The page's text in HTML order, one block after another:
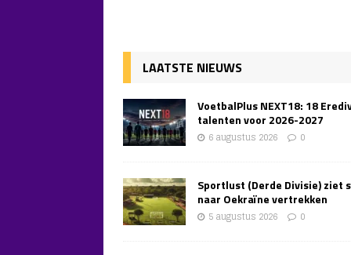
LAATSTE NIEUWS
VoetbalPlus NEXT18: 18
talenten voor 2026-2027
6 augustus 2026 0
Sportlust (Derde Divisie) ziet
naar Oekraïne vertrekken
5 augustus 2026 0